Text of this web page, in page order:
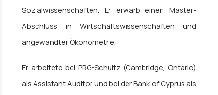
Sozialwissenschaften. Er erwarb einen Master-
Abschluss in Wirtschaftswissenschaften und
angewandter Ökonometrie.
Er arbeitete bei PRG-Schultz (Cambridge, Ontario)
als Assistant Auditor und bei der Bank of Cyprus als